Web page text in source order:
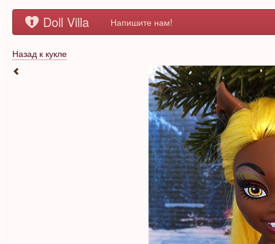
Doll Villa Напишите нам!
Назад к кукле